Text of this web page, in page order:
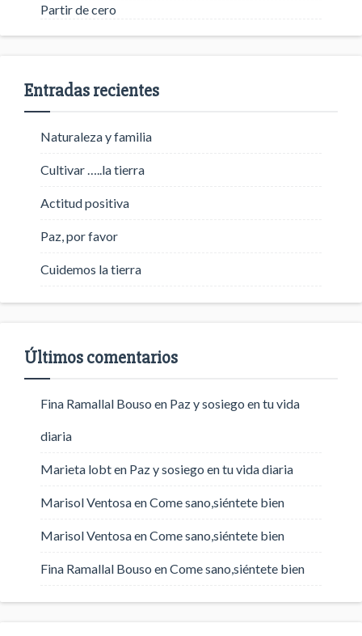
Partir de cero
Entradas recientes
Naturaleza y familia
Cultivar …..la tierra
Actitud positiva
Paz, por favor
Cuidemos la tierra
Últimos comentarios
Fina Ramallal Bouso en Paz y sosiego en tu vida
diaria
Marieta lobten Paz y sosiego en tu vida diaria
Marisol VentosaenCome sano,siéntete bien
Marisol VentosaenCome sano,siéntete bien
Fina Ramallal Bouso enCome sano,siéntete bien